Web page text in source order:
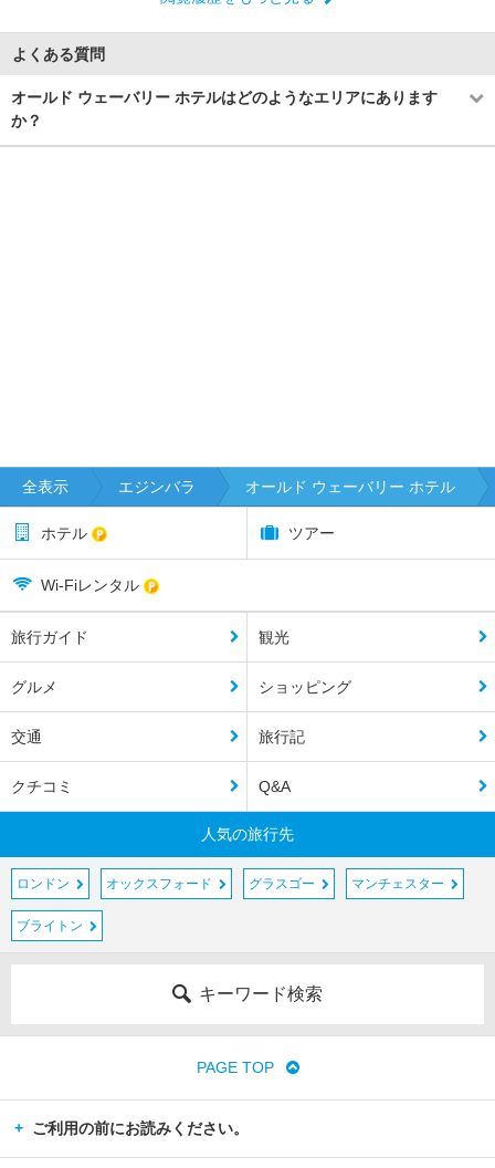
よくある質問
オールド ウェーバリー ホテルはどのようなエリアにあります
か？
全表示 エジンバラ オールド ウェーバリー ホテル
ホテル ツアー
Wi-Fiレンタル
旅行ガイド 観光
グルメ ショッピング
交通 旅行記
クチコミ Q&A
人気の旅行先
ロンドン オックスフォード グラスゴー マンチェスター
ブライトン
キーワード検索
PAGE TOP
ご利用の前にお読みください。